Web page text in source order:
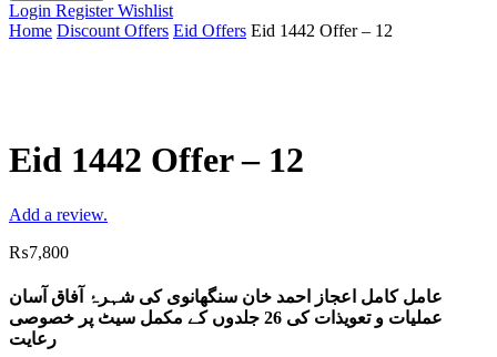
Login RegisterWishlist
Home Discount Offers Eid Offers Eid 1442 Offer – 12
Eid 1442 Offer – 12
Add a review.
₨7,800
عامل کامل اعجاز احمد خان سنگھانوی کی شہرۂ آفاق آسان
عملیات و تعویذات کی 26 جلدوں کے مکمل سیٹ پر خصوصی
رعایت